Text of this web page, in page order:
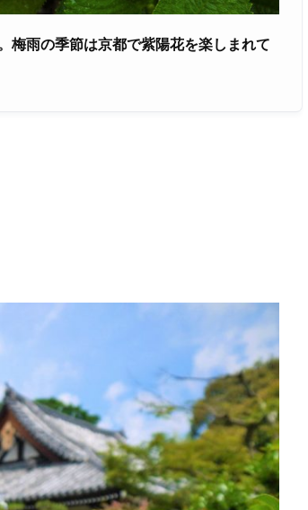
梅雨の季節は京都で紫陽花を楽しまれて